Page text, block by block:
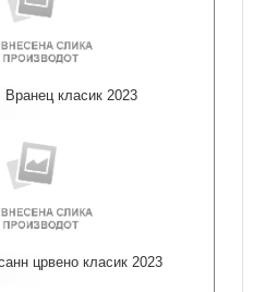
класик 2023
црвено класик 2023